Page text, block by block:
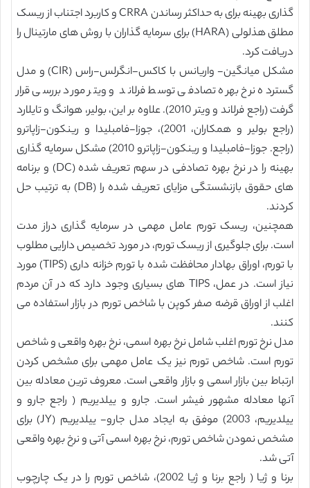
گذاری بهینه برای به حداکثر رساندن CRRA و کاربرد اجتناب از ریسک
مطلق هذلولی (HARA) برای سرمایه گذاران با روش های مارتینال را
دریافت کرد.
مشکل میانگین- واریانس با کاکس-انگرلس-راس (CIR) و مدل
گسترده نرخ بهره تصادفی توسط فرلاند و ویتر مورد بررسی قرار
گرفت (راجع فرلاند و ویتر 2010). علاوه بر این، بولیر، هوانگ و تایلارد
(راجع بولیر و همکاران، 2001)، جوزا-فامبلیدا و رینکون-زاپاترو
(راجع. جوزا-فامبلیدا و رینکون-زاپاترو 2010) مشکل سرمایه گذاری
بهینه را در نرخ بهره تصادفی در سهم تعریف شده (DC) و برنامه
های حقوق بازنشستگی مزایای تعریف شده را (DB) به ترتیب حل
کردند.
همچنین، ریسک تورم عامل مهمی در سرمایه گذاری دراز مدت
است. برای جلوگیری از ریسک تورم، در مورد تخصیص دارایی مطلوب
با تورم، اوراق بهادار محافظت شده با تورم خزانه داری (TIPS) مورد
نیاز است. در عمل، TIPS های بسیاری وجود دارد که در آن مردم
اغلب از اوراق قرضه صفر کوپن با شاخص تورم در بازار استفاده می
کنند.
مدل نرخ تورم اغلب شامل نرخ بهره اسمی، نرخ بهره واقعی و شاخص
تورم است. شاخص تورم نیز یک عامل مهمی برای مشخص کردن
ارتباط بین بازار اسمی و بازار واقعی است. معروف ترین معادله بین
آنها معادله مشهور فیشر است. جارو و ییلدیریم ( راجع جارو و
ییلدیریم، 2003) موفق به ایجاد مدل جارو- ییلدیریم (JY) برای
مشخص نمودن شاخص تورم، نرخ بهره اسمی آتی و نرخ بهره واقعی
آتی شد.
برنا و ژیا ( راجع برنا و ژیا 2002)، شاخص تورم را در یک چارچوب